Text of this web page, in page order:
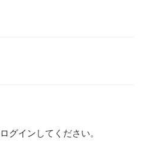
ログイン してください。